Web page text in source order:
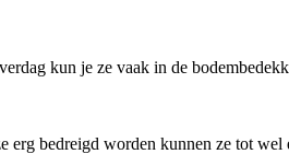
kun je ze vaak in de
erg bedreigd worden kunnen ze tot wel